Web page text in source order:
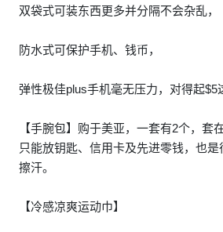
双袋式可装东西更多并分隔不会杂乱，
防水式可保护手机、钱币，
弹性极佳plus手机毫无压力，对得起$5
【手腕包】购于美亚，一套有2个，套
只能放钥匙、信用卡及先进零钱，也
擦汗。
【冷感凉爽运动巾】